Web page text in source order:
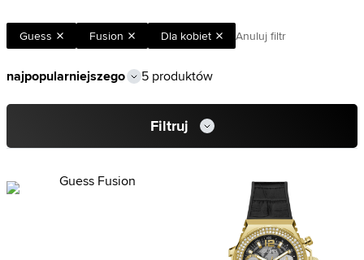
Guess Fusion Dla kobiet Anuluj filtr
5 produktów
Filtruj